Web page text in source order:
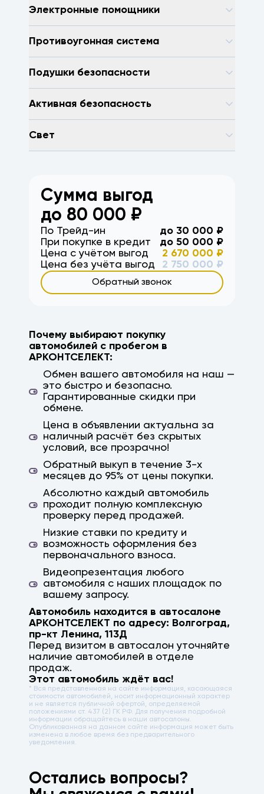
Электронные помощники
Противоугонная система
Подушки безопасности
Активная безопасность
Свет
Сумма выгод
до 80 000 ₽
По Трейд-ин до 30 000 ₽
При покупке в кредит
до 50 000 ₽
Цена с учётом выгод
2 670 000 ₽
Цена без учёта выгод
2 750 000 ₽
Обратный звонок
Почему выбирают покупку
автомобилей с пробегом в
АРКОНТСЕЛЕКТ:
Обмен вашего автомобиля на наш —
это быстро и безопасно.
Гарантированные скидки при
обмене.
Цена в объявлении актуальна за
наличный расчёт без скрытых
условий, все прозрачно!
Обратный выкуп в течение 3-х
месяцев до 95% от цены покупки.
Абсолютно каждый автомобиль
проходит полную комплексную
проверку перед продажей.
Низкие ставки по кредиту и
возможность оформления без
первоначального взноса.
Видеопрезентация любого
автомобиля с наших площадок по
вашему запросу.
Автомобиль находится в автосалоне
АРКОНТСЕЛЕКТ по адресу: Волгоград,
пр-кт Ленина, 113Д
Перед визитом в автосалон уточняйте
наличие автомобилей в отделе
продаж.
Этот автомобиль ждёт вас!
* Вся представленная на сайте информация, касающаяся
стоимости автомобилей, носит информационный характер
и не является публичной офертой, определяемой
положениями ст. 437 (2) ГК РФ. Для получения подробной
информации обращайтесь в наши автосалоны.
Опубликованная на данном сайте информация может быть
изменена в любое время без предварительного
уведомления.
Остались вопросы?